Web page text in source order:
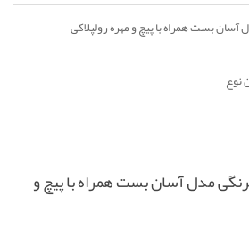
بست همراه با پیچ و مهره رولپلاکی
نوع
مدل آسان بست همراه با پیچ و